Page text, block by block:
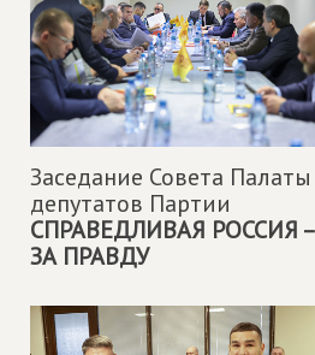
Заседание Совета Палаты
депутатов Партии
СПРАВЕДЛИВАЯ РОССИЯ –
ЗА ПРАВДУ